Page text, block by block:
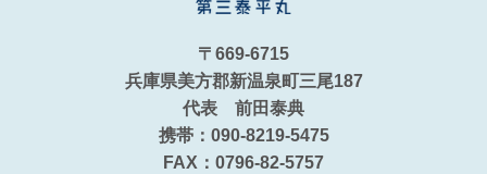
〒669-6715
兵庫県美方郡新温泉町三尾187
代表 前田泰典
携帯：090-8219-5475
FAX：0796-82-5757